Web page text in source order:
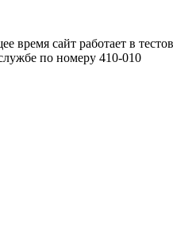
сайт работает в
по номеру 410-010